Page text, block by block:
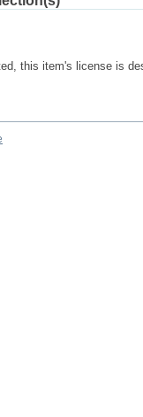
this item's license is